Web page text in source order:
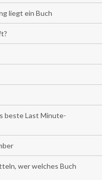
liegt ein Buch
beste Last Minute-
wer welches Buch